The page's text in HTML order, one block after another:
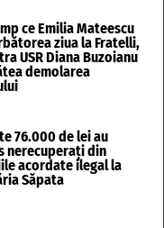
ce Emilia Mateescu
ziua la Fratelli,
USR Diana Buzoianu
demolarea
76.000 de lei au
nerecuperați din
acordate ilegal la
Săpata